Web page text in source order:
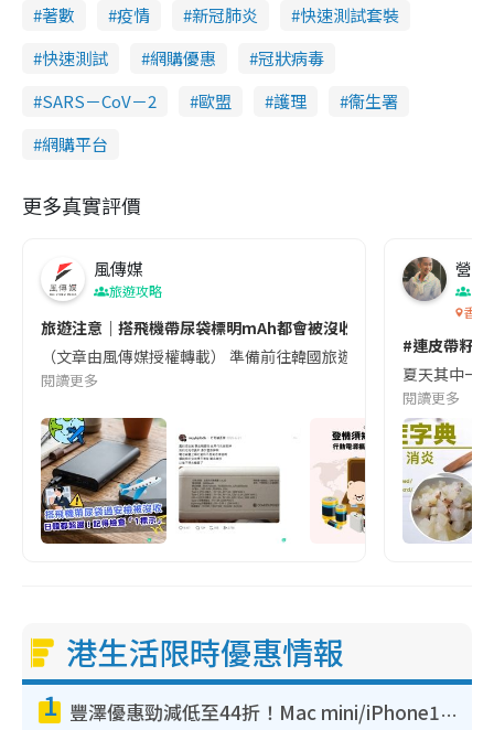
著數 疫情 新冠肺炎
快速測試套裝
快速測試
網購優惠
冠狀病毒
SARS－CoV－2
歐盟 護理
衞生署
網購平台
更多真實評價
風傳媒
旅遊攻略
旅遊注意｜搭飛機帶尿袋標明mAh都會被沒收😱出發前切記檢查
（文章由風傳媒授權轉載） 準備前往韓國旅遊的民眾，近期要
閱讀更多
營養
香港
#連皮帶籽
夏天其中一
閱讀更多
港生活限時優惠情報
1 豐澤優惠勁減低至44折！Mac mini/iPhone17Pro大減價！廚房家電$220起